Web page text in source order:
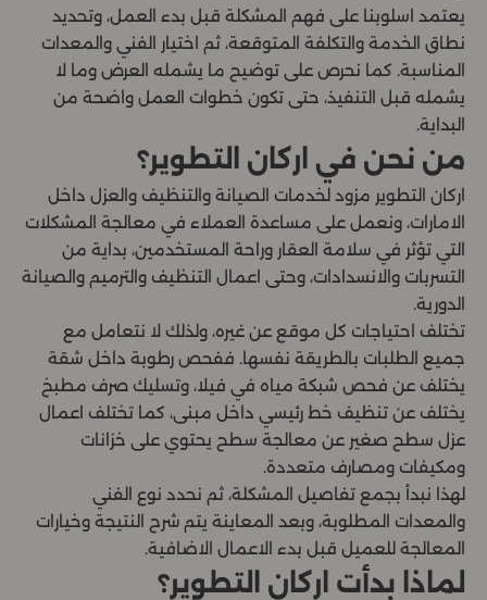
يعتمد اسلوبنا على فهم المشكلة قبل بدء العمل، وتحديد
نطاق الخدمة والتكلفة المتوقعة، ثم اختيار الفني والمعدات
المناسبة. كما نحرص على توضيح ما يشمله العرض وما لا
يشمله قبل التنفيذ، حتى تكون خطوات العمل واضحة من
البداية.
من نحن في اركان التطوير؟
اركان التطوير مزود لخدمات الصيانة والتنظيف والعزل داخل
الامارات، ونعمل على مساعدة العملاء في معالجة المشكلات
التي تؤثر في سلامة العقار وراحة المستخدمين، بداية من
التسربات والانسدادات، وحتى اعمال التنظيف والترميم والصيانة
الدورية.
تختلف احتياجات كل موقع عن غيره، ولذلك لا نتعامل مع
جميع الطلبات بالطريقة نفسها. ففحص رطوبة داخل شقة
يختلف عن فحص شبكة مياه في فيلا، وتسليك صرف مطبخ
يختلف عن تنظيف خط رئيسي داخل مبنى، كما تختلف اعمال
عزل سطح صغير عن معالجة سطح يحتوي على خزانات
ومكيفات ومصارف متعددة.
لهذا نبدأ بجمع تفاصيل المشكلة، ثم نحدد نوع الفني
والمعدات المطلوبة، وبعد المعاينة يتم شرح النتيجة وخيارات
المعالجة للعميل قبل بدء الاعمال الاضافية.
لماذا بدأت اركان التطوير؟